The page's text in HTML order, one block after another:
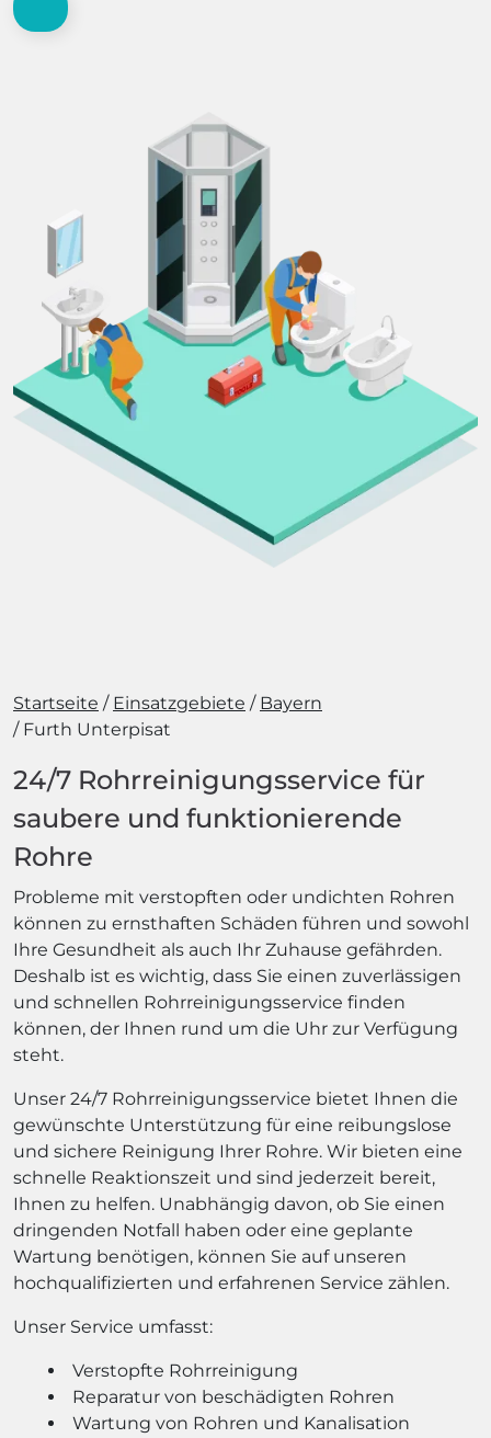
Startseite Einsatzgebiete
Bayern
Furth Unterpisat
24/7 Rohrreinigungsservice für
saubere und funktionierende
Rohre
Probleme mit verstopften oder undichten Rohren
können zu ernsthaften Schäden führen und sowohl
Ihre Gesundheit als auch Ihr Zuhause gefährden.
Deshalb ist es wichtig, dass Sie einen zuverlässigen
und schnellen Rohrreinigungsservice finden
können, der Ihnen rund um die Uhr zur Verfügung
steht.
Unser 24/7 Rohrreinigungsservice bietet Ihnen die
gewünschte Unterstützung für eine reibungslose
und sichere Reinigung Ihrer Rohre. Wir bieten eine
schnelle Reaktionszeit und sind jederzeit bereit,
Ihnen zu helfen. Unabhängig davon, ob Sie einen
dringenden Notfall haben oder eine geplante
Wartung benötigen, können Sie auf unseren
hochqualifizierten und erfahrenen Service zählen.
Unser Service umfasst:
Verstopfte Rohrreinigung
Reparatur von beschädigten Rohren
Wartung von Rohren und Kanalisation